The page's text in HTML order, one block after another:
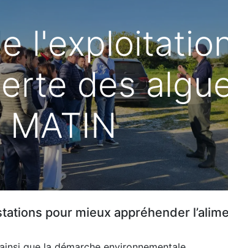
des
pour mieux appréhender